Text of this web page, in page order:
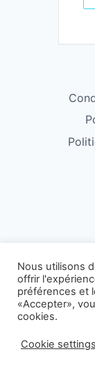
Nous utilisons
offrir
préférences et
«Accepter»,
cookies.
Cookie settings